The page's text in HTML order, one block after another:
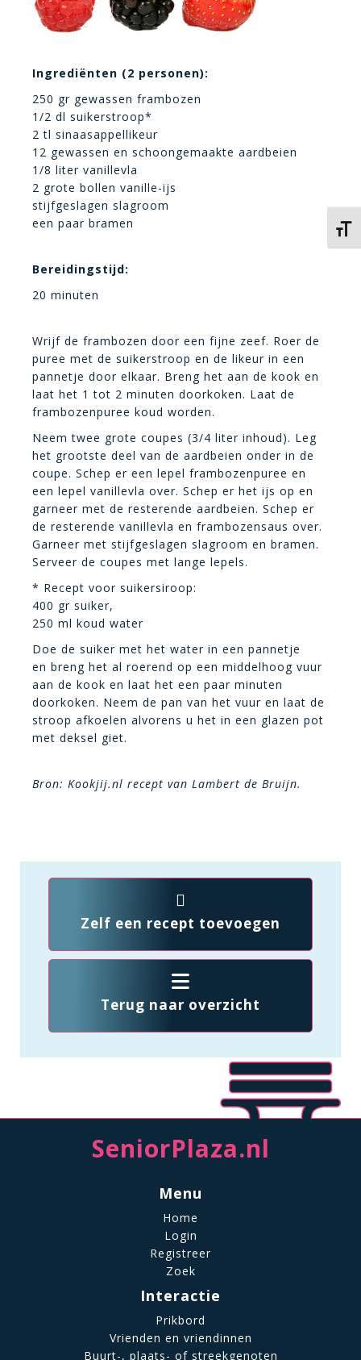
Ingrediënten (2 personen):
250 gr gewassen frambozen
1/2 dl suikerstroop*
2 tl sinaasappellikeur
12 gewassen en schoongemaakte aardbeien
1/8 liter vanillevla
2 grote bollen vanille-ijs
stijfgeslagen slagroom
een paar bramen
Bereidingstijd:
20 minuten
Wrijf de frambozen door een fijne zeef. Roer de
puree met de suikerstroop en de likeur in een
pannetje door elkaar. Breng het aan de kook en
laat het 1 tot 2 minuten doorkoken. Laat de
frambozenpuree koud worden.
Neem twee grote coupes (3/4 liter inhoud). Leg
het grootste deel van de aardbeien onder in de
coupe. Schep er een lepel frambozenpuree en
een lepel vanillevla over. Schep er het ijs op en
garneer met de resterende aardbeien. Schep er
de resterende vanillevla en frambozensaus over.
Garneer met stijfgeslagen slagroom en bramen.
Serveer de coupes met lange lepels.
* Recept voor suikersiroop:
400 gr suiker,
250 ml koud water
Doe de suiker met het water in een pannetje
en breng het al roerend op een middelhoog vuur
aan de kook en laat het een paar minuten
doorkoken. Neem de pan van het vuur en laat de
stroop afkoelen alvorens u het in een glazen pot
met deksel giet.
Bron: Kookjij.nl recept van Lambert de Bruijn.
Zelf een recept toevoegen
Terug naar overzicht
SeniorPlaza.nl
Menu
Home
Login
Registreer
Zoek
Interactie
Prikbord
Vrienden en vriendinnen
Buurt-, plaats- of streekgenoten